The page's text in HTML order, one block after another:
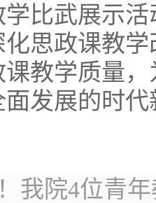
比武展示
思政课教
教学质量
发展的时
我院4位青